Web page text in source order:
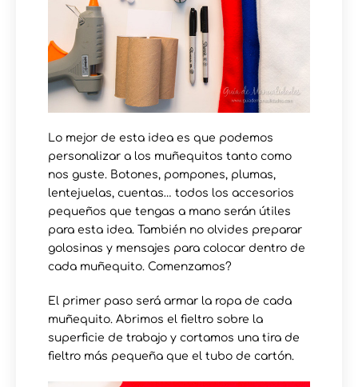
Lo mejor de esta idea es que podemos
personalizar a los muñequitos tanto como
nos guste. Botones, pompones, plumas,
lentejuelas, cuentas… todos los accesorios
pequeños que tengas a mano serán útiles
para esta idea. También no olvides preparar
golosinas y mensajes para colocar dentro de
cada muñequito. Comenzamos?
El primer paso será armar la ropa de cada
muñequito. Abrimos el fieltro sobre la
superficie de trabajo y cortamos una tira de
fieltro más pequeña que el tubo de cartón.